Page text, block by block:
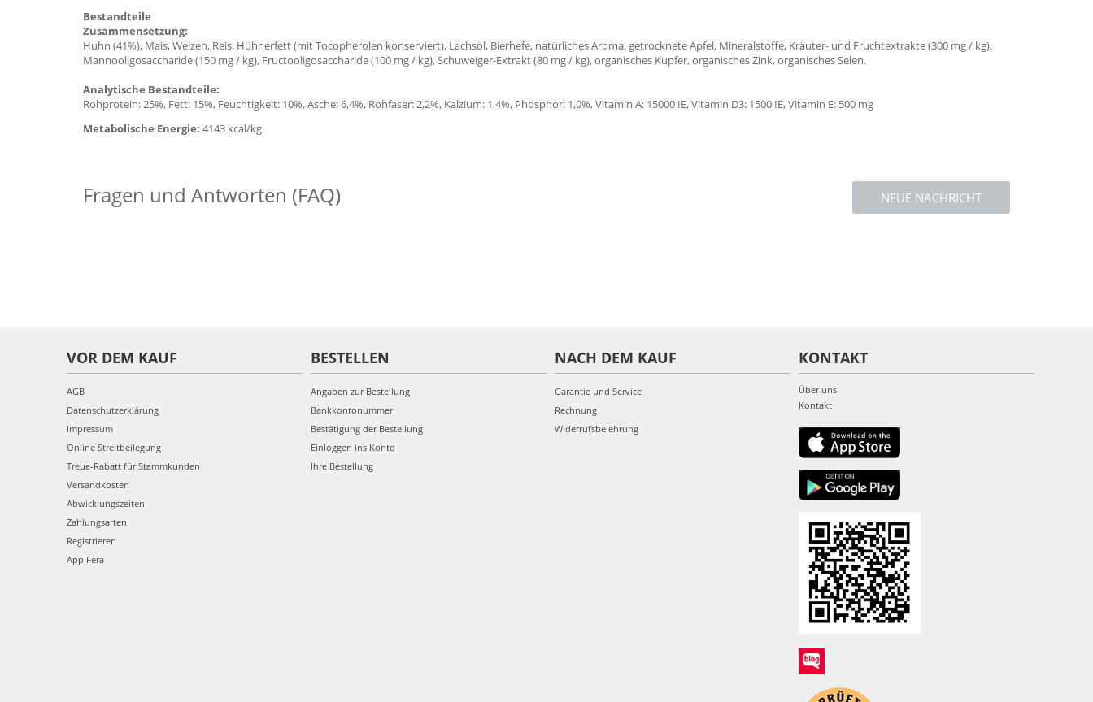
Bestandteile
Zusammensetzung:
Huhn (41%), Mais, Weizen, Reis, Hühnerfett (mit Tocopherolen konserviert), Lachsöl, Bierhefe, natürliches Aroma, getrocknete Äpfel, Mineralstoffe, Kräuter- und Fruchtextrakte (300 mg / kg),
Mannooligosaccharide (150 mg / kg), Fructooligosaccharide (100 mg / kg), Schuweiger-Extrakt (80 mg / kg), organisches Kupfer, organisches Zink, organisches Selen.
Analytische Bestandteile:
Rohprotein: 25%, Fett: 15%, Feuchtigkeit: 10%, Asche: 6,4%, Rohfaser: 2,2%, Kalzium: 1,4%, Phosphor: 1,0%, Vitamin A: 15000 IE, Vitamin D3: 1500 IE, Vitamin E: 500 mg
Metabolische Energie: 4143 kcal/kg
NEUE NACHRICHT
Fragen und Antworten (FAQ)
VOR DEM KAUF
AGB
Datenschutzerklärung
Impressum
Online Streitbeilegung
Treue-Rabatt für Stammkunden
Versandkosten
Abwicklungszeiten
Zahlungsarten
Registrieren
App Fera
BESTELLEN
Angaben zur Bestellung
Bankkontonummer
Bestätigung der Bestellung
Einloggen ins Konto
Ihre Bestellung
NACH DEM KAUF
Garantie und Service
Rechnung
Widerrufsbelehrung
KONTAKT
Über uns
Kontakt